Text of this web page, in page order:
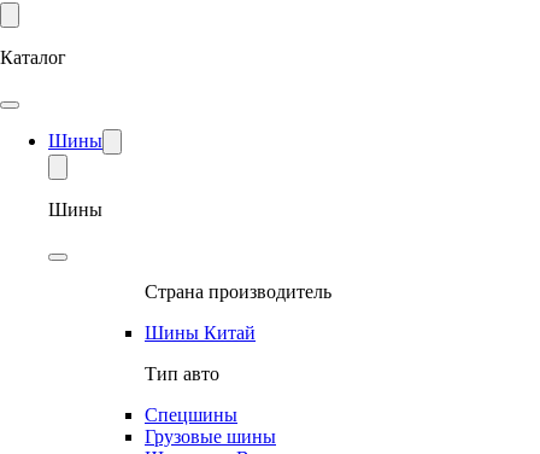
Каталог
Шины
Шины
Страна производитель
Шины Китай
Тип авто
Спецшины
Грузовые шины